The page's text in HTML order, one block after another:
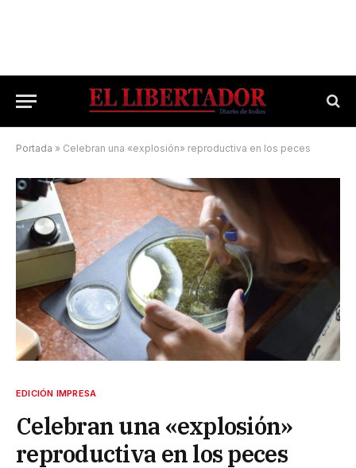
Portada » Celebran una «explosión» reproductiva en los peces
EDICIÓN IMPRESA
Celebran una «explosión»
reproductiva en los peces